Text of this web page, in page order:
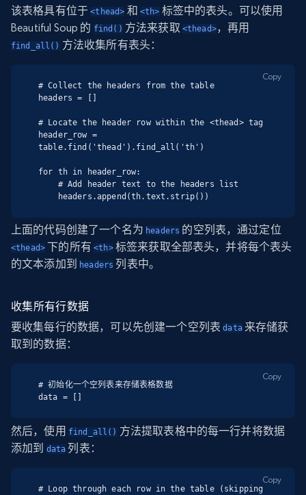
该表格具有位于<thead> 和 <th> 标签中的表头。可以使用
Beautiful Soup 的 find() 方法来获取 <thead>，再用
find_all() 方法收集所有表头：
# Collect the headers from the table
headers = []
# Locate the header row within the <thead> tag
header_row =
table.find('thead').find_all('th')
for th in header_row:
    headers.append(th.text.strip())
Copy
上面的代码创建了一个名为 headers 的空列表，通过定位
<thead> 下的所有<th>标签来获取全部表头，并将每个表头
的文本添加到
headers 列表中。
收集所有行数据
要收集每行的数据，可以先创建一个空列表data来存储获
取到的数据：
# 初始化一个空列表来存储表格数据
data = []
Copy
然后，使用 find_all() 方法提取表格中的每一行并将数据
添加到 data 列表：
# Loop through each row in the table (skipping
Copy